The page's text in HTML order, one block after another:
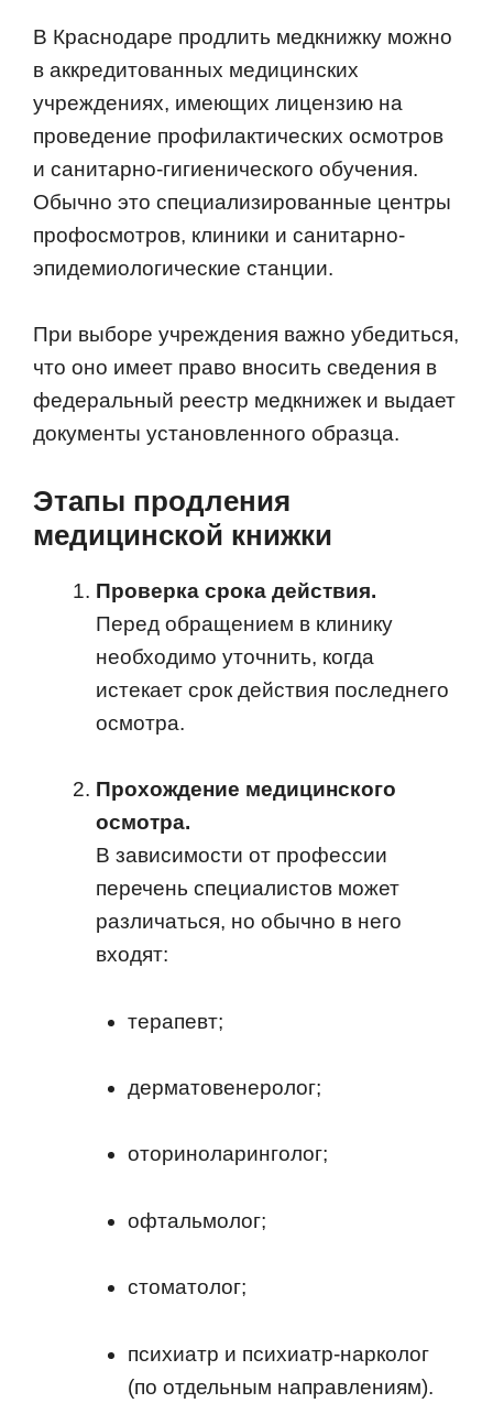
В Краснодаре продлить медкнижку можно
в аккредитованных медицинских
учреждениях, имеющих лицензию на
проведение профилактических осмотров
и санитарно-гигиенического обучения.
Обычно это специализированные центры
профосмотров, клиники и санитарно-
эпидемиологические станции.
При выборе учреждения важно убедиться,
что оно имеет право вносить сведения в
федеральный реестр медкнижек и выдает
документы установленного образца.
Этапы продления
медицинской книжки
Проверка срока действия.
Перед обращением в клинику
необходимо уточнить, когда
истекает срок действия последнего
осмотра.
Прохождение медицинского
осмотра.
В зависимости от профессии
перечень специалистов может
различаться, но обычно в него
входят:
терапевт;
дерматовенеролог;
оториноларинголог;
офтальмолог;
стоматолог;
психиатр и психиатр-нарколог
(по отдельным направлениям).